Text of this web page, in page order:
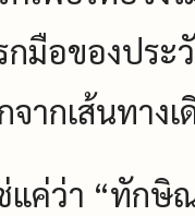
กมือของปร
ากเส้นทางเ
แค่ว่า “ทักษิ